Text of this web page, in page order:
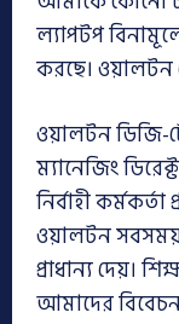
ল্যাপটপ
করছে। ওয়ালটন
ওয়ালটন ডিজি-
ম্যানেজিং
নির্বাহী
ওয়ালটন সবসময়
প্রাধান্য দেয়।
আমাদের